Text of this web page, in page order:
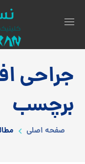
جراحی
برچسب
صفحه اصلی